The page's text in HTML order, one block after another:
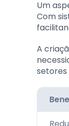
Um
Com
A
setores